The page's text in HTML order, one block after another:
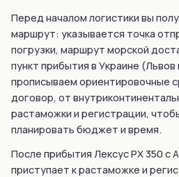
Перед началом логистики вы
маршрут: указывается точка
погрузки, маршрут морской
пункт прибытия в Украине
прописываем ориентировочные
договор, от
растаможки и регистрации,
планировать бюджет и время.
После прибытия Лексус РХ 350 с
приступает к растаможке и